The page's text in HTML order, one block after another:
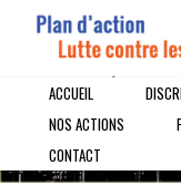
Plan
Un Plan d'action pour
le 19ème
Menu principalALLER AU CONTENU
ALLER AU CONTENU
ACCUEIL
NOS ACTIONS
CONTACT